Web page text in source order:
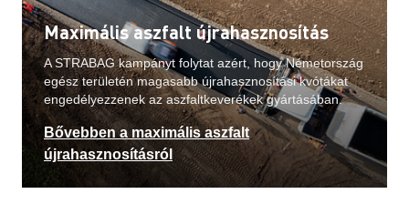
Maximális aszfalt újrahasznosítás
A STRABAG kampányt folytat azért, hogy Németország
egész területén magasabb újrahasznosítási kvótákat
engedélyezzenek az aszfaltkeverékek gyártásában.
Bővebben a maximális aszfalt
újrahasznosításról